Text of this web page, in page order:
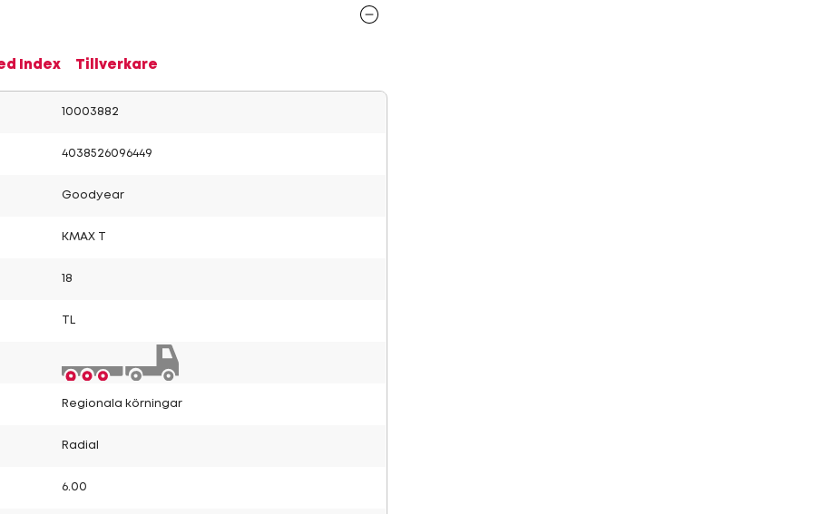
Index Tillverkare
10003882
4038526096449
Goodyear
KMAX T
18
Regionala körningar
Radial
6.00